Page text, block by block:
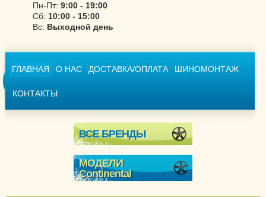
Пн-Пт: 9:00 - 19:00
Сб: 10:00 - 15:00
Вс: Выходной день
ГЛАВНАЯ О НАС ДОСТАВКА/ОПЛАТА ШИНОМОНТАЖ
КОНТАКТЫ
ВСЕ БРЕНДЫ
МОДЕЛИ
Continental